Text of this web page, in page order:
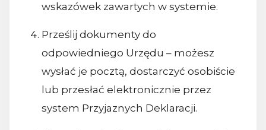
wskazówek zawartych w systemie.
Prześlij dokumenty do
odpowiedniego Urzędu – możesz
wysłać je pocztą, dostarczyć osobiście
lub przesłać elektronicznie przez
system Przyjaznych Deklaracji.